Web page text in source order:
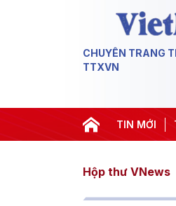
CHUYÊN TRANG
TTXVN
TIN MỚI
#Chiến dịch 500 ngày đêm
Hộp thư VNews